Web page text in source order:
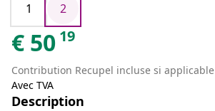
1
2
€ 50 19
Contribution Recupel incluse si applicable
Avec TVA
Description